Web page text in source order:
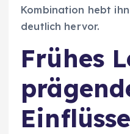
Kombination hebt
deutlich hervor.
Frühes
Einflüsse